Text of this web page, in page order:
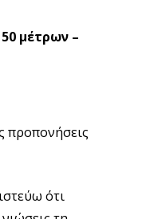
ή την
με 145 παλμούς